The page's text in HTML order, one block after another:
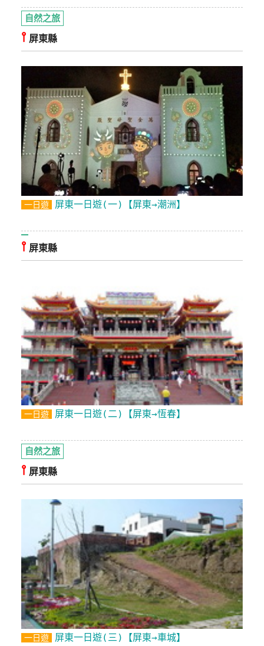
度
會
帳
戶
客
服
Line
線
上
客
服
利
查
詢
國
旅
訂
房
自然之旅
⫯ 屏東縣
一日遊 屏東一日遊(一)【屏東→潮洲】
⫯ 屏東縣
一日遊 屏東一日遊(二)【屏東→恆春】
自然之旅
⫯ 屏東縣
一日遊 屏東一日遊(三)【屏東→車城】